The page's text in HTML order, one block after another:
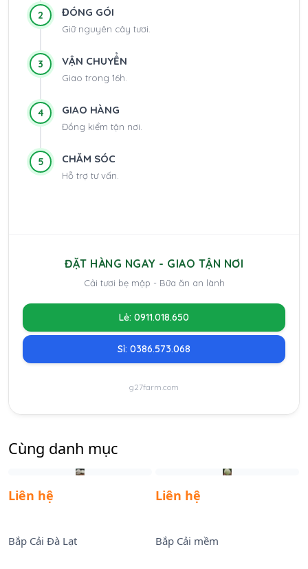
2 ĐÓNG GÓI
Giữ nguyên cây tươi.
3 VẬN CHUYỂN
Giao trong 16h.
4 GIAO HÀNG
Đồng kiểm tận nơi.
5 CHĂM SÓC
Hỗ trợ tư vấn.
ĐẶT HÀNG NGAY - GIAO TẬN NƠI
Cải tươi bẹ mập - Bữa ăn an lành
Lẻ: 0911.018.650
Sỉ: 0386.573.068
g27farm.com
Cùng danh mục
Liên hệ
Bắp Cải Đà Lạt
Liên hệ
Bắp Cải mềm